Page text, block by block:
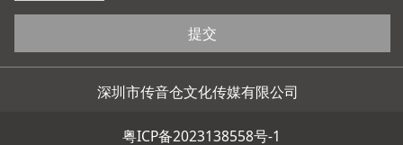
提交
深圳市传音仓文化传媒有限公司
粤ICP备2023138558号-1